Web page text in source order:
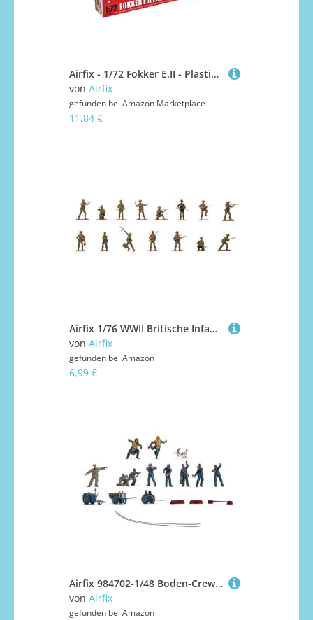
Airfix - 1/72 Fokker E.II - Plastik-Modellbau - Maßstab: 1:72
von Airfix
gefunden bei Amazon Marketplace
11,84 €
Airfix 1/76 WWII Britische Infanterie, Verschieden
von Airfix
gefunden bei Amazon
6,99 €
Airfix 984702-1/48 Boden-Crew RAF - Maßstab 1:48
von Airfix
gefunden bei Amazon